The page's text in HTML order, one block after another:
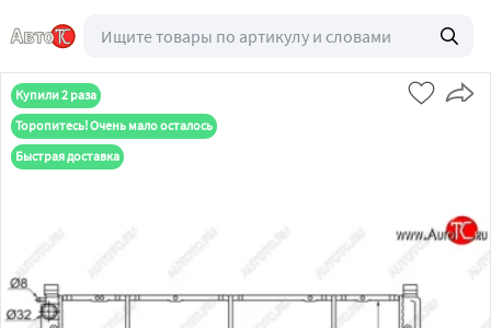
Купили 2 раза
Торопитесь! Очень мало осталось
Быстрая доставка